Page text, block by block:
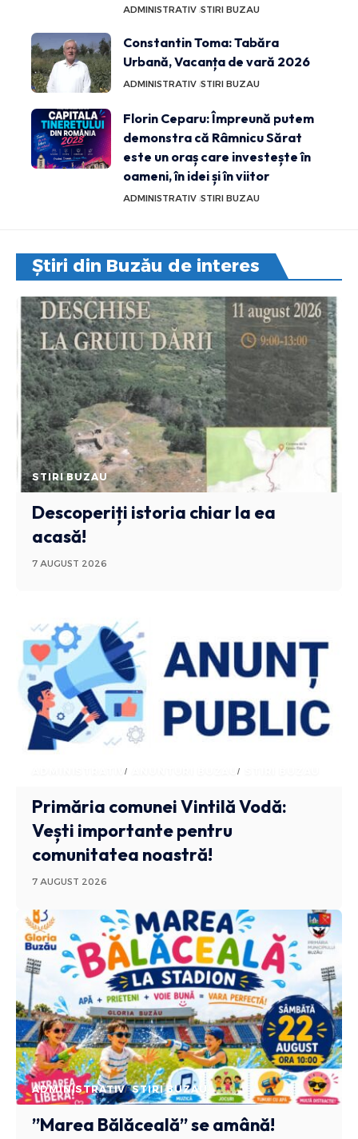
ADMINISTRATIV STIRI BUZAU
Constantin Toma: Tabăra
Urbană, Vacanța de vară 2026
ADMINISTRATIV STIRI BUZAU
Florin Ceparu: Împreună putem
demonstra că Râmnicu Sărat
este un oraș care investește în
oameni, în idei și în viitor
ADMINISTRATIV STIRI BUZAU
Știri din Buzău de interes
STIRI BUZAU
Descoperiți istoria chiar la ea
acasă!
7 AUGUST 2026
ADMINISTRATIV ANUNTURI BUZAU
Primăria comunei Vintilă Vodă:
Vești importante pentru
comunitatea noastră!
7 AUGUST 2026
ADMINISTRATIV STIRI BUZAU
”Marea Bălăceală” se amână!